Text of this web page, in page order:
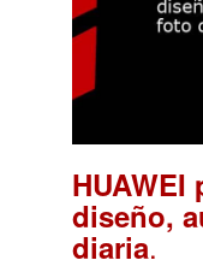
HUAWEI
diseño,
diaria.